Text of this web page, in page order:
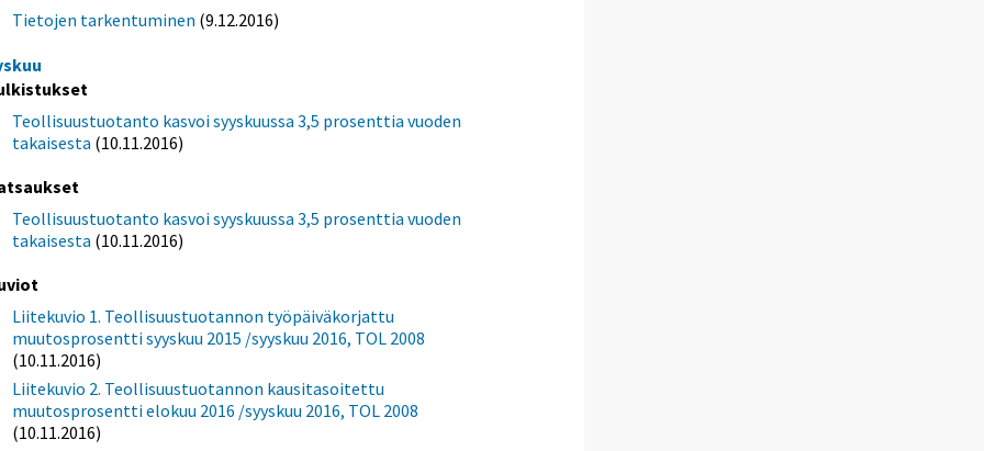
Tietojen tarkentuminen (9.12.2016)
Teollisuustuotanto kasvoi syyskuussa 3,5 prosenttia vuoden
takaisesta (10.11.2016)
Teollisuustuotanto kasvoi syyskuussa 3,5 prosenttia vuoden
takaisesta (10.11.2016)
Liitekuvio 1. Teollisuustuotannon työpäiväkorjattu
muutosprosentti syyskuu 2015 /syyskuu 2016, TOL 2008
(10.11.2016)
Liitekuvio 2. Teollisuustuotannon kausitasoitettu
muutosprosentti elokuu 2016 /syyskuu 2016, TOL 2008
(10.11.2016)